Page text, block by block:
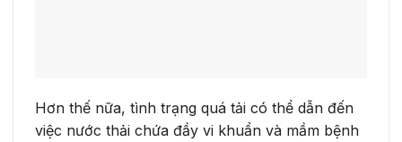
Hơn thế nữa, tình trạng quá tải có thể dẫn đến
việc nước thải chứa đầy vi khuẩn và mầm bệnh